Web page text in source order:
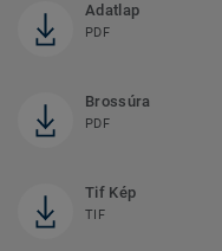
Adatlap
PDF
Brossúra
PDF
Tif Kép
TIF